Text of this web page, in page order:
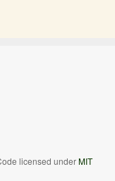
licensed underMIT